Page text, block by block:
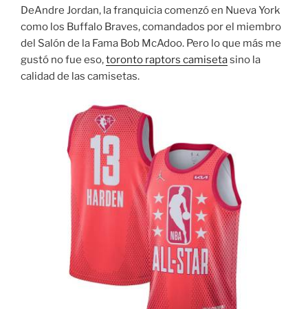
DeAndre Jordan, la franquicia comenzó en Nueva York
como los Buffalo Braves, comandados por el miembro
del Salón de la Fama Bob McAdoo. Pero lo que más me
gustó no fue eso,toronto raptors camisetasino la
calidad de las camisetas.